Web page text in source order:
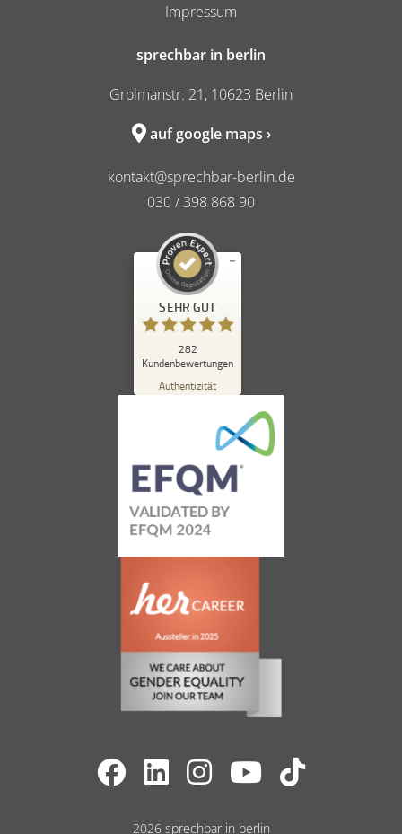
Impressum
sprechbar in berlin
Grolmanstr. 21, 10623 Berlin
auf google maps ›
kontakt@sprechbar-berlin.de
030 / 398 868 90
SEHR GUT
282
Kundenbewertungen
Authentizität
Kundenbewertungen und Erfahrungen zu
sprechbar in berlin
Empfehlungen auf
ProvenExpert.com
4,84
/
262
Bewertungen auf
ProvenExpert.com
anderen Quelle
Blick aufs ProvenExpert-Profil werfen
2026 sprechbar in berlin